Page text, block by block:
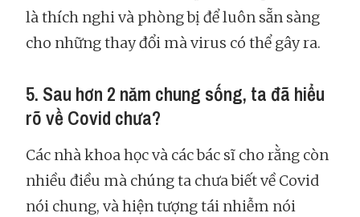
là thích nghi và phòng bị để luôn sẵn sàng
cho những thay đổi mà virus có thể gây ra.
5. Sau hơn 2 năm chung sống, ta đã hiểu
rõ về Covid chưa?
Các nhà khoa học và các bác sĩ cho rằng còn
nhiều điều mà chúng ta chưa biết về Covid
nói chung, và hiện tượng tái nhiễm nói